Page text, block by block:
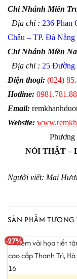
Chi Nhánh Miền
Địa chỉ : 236 Phan
Châu – TP. Đà Nẵng
Chi Nhánh Miền
Địa chỉ : 25 Đường
Điện thoại: (024)
Hotline:
Email:
Website:
Phương
NÓI THẬT –
Người viết: Mai
SẢN PHẨM TƯƠNG
-27%